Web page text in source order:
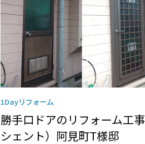
1Dayリフォーム
勝手口ドアのリフォーム工
シェント）阿見町T様邸